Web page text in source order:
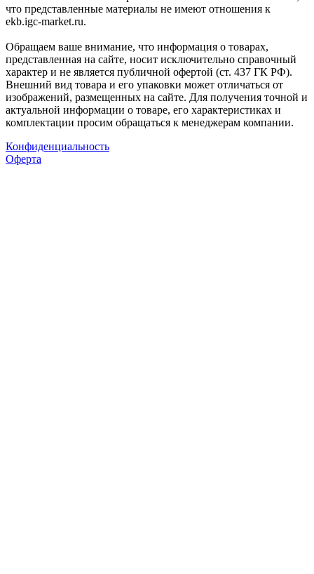
что представленные материалы не имеют отношения к
ekb.igc-market.ru.
Обращаем ваше внимание, что информация о товарах,
представленная на сайте, носит исключительно справочный
характер и не является публичной офертой (ст. 437 ГК РФ).
Внешний вид товара и его упаковки может отличаться от
изображений, размещенных на сайте. Для получения точной и
актуальной информации о товаре, его характеристиках и
комплектации просим обращаться к менеджерам компании.
Конфиденциальность
Оферта